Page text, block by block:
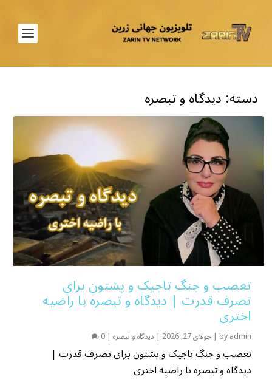
دسته: دیدگاه و تبصره
تعصب و جنگ تاجیک و پشتون برای
تصرف قدرت | دیدگاه و تبصره با راضیه
اختری
byadmin
|جولای 27, 2026 | دیدگاه و تبصره |
0
تعصب و جنگ تاجیک و پشتون برای تصرف قدرت |
دیدگاه و تبصره با راضیه اختری